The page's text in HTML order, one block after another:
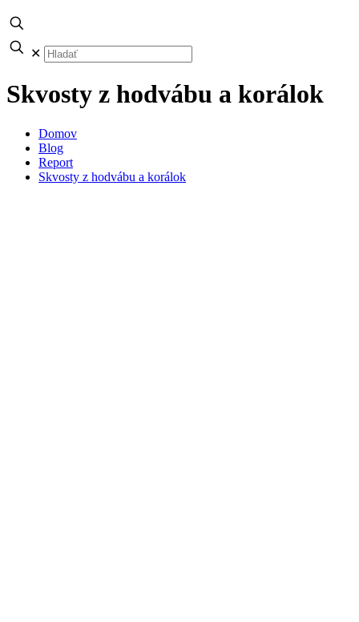
✕
Skvosty z hodvábu a korálok
Domov
Blog
Report
Skvosty z hodvábu a korálok